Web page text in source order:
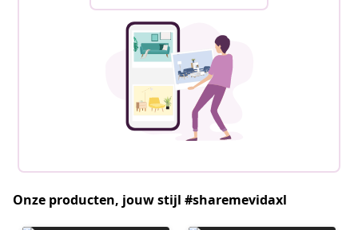
Onze producten, jouw stijl #sharemevidaxl